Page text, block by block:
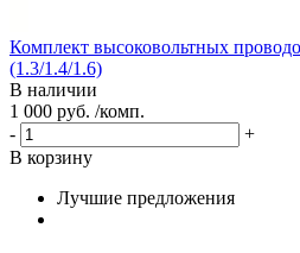
Комплект высоковольтных
(1.3/1.4/1.6)
В наличии
1 000 руб. /комп.
-
+
В корзину
Лучшие предложения